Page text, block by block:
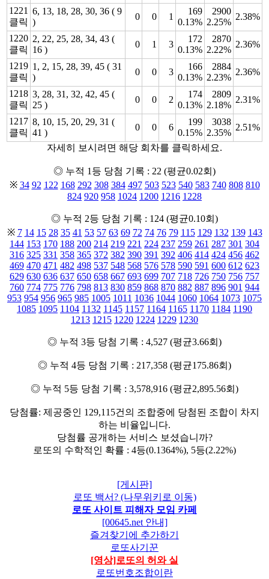
1221
클릭
6, 13, 18, 28, 30, 36 ( 9
)
0 0 1
169
0.13%
2900
2.25%
2.38%
1220
클릭
2, 22, 25, 28, 34, 43 (
16 )
0 1 3
172
0.13%
2870
2.22%
2.36%
1219
클릭
1, 2, 15, 28, 39, 45 ( 31
)
0 0 3
166
0.13%
2884
2.23%
2.36%
1218
클릭
3, 28, 31, 32, 42, 45 (
25 )
0 0 2
174
0.13%
2809
2.18%
2.31%
1217
클릭
8, 10, 15, 20, 29, 31 (
41 )
0 0 6
199
0.15%
3038
2.35%
2.51%
자세히 보시려면 해당 회차를 클릭하세요.
◎ 누적 1등 당첨 기록 : 22 (평균0.02회)
※ 34 92 122 168 292 308 384 497 503 523 540 583 740 808 810
824 920 958 1024 1200 1216 1228
◎ 누적 2등 당첨 기록 : 124 (평균0.10회)
※ 7 14 15 28 35 41 53 57 63 69 72 74 76 79 115 129 132 139 143
144 153 170 188 200 214 219 221 224 237 259 261 287 301 304
316 325 331 358 365 372 382 390 391 392 406 414 424 456 462
469 470 471 482 498 537 548 568 576 578 590 591 600 612 623
629 630 636 637 650 658 667 693 699 707 718 726 750 756 757
760 774 775 776 798 813 830 859 868 870 882 887 896 901 944
953 954 956 965 985 1005 1011 1036 1044 1060 1064 1073 1075
1085 1095 1104 1132 1145 1157 1164 1165 1170 1184 1190
1213 1215 1220 1224 1229 1230
◎ 누적 3등 당첨 기록 : 4,527 (평균3.66회)
◎ 누적 4등 당첨 기록 : 217,358 (평균175.86회)
◎ 누적 5등 당첨 기록 : 3,578,916 (평균2,895.56회)
당첨률: 제공중인 129,115건의 조합중에 당첨된 조합이 차지
하는 비율입니다.
당첨률 공개하는 서비스 보셨습니까?
로또의 수학적인 확률 : 4등(0.1364%), 5등(2.22%)
[게시판]
로또 백서? (나무위키로 이동)
로또 사이트 피해자 모임 카페
[00645.net 안내]
즐겨찾기에 추가하기
로또사기꾼
[영상]로또의 허와 실
로또번호조합이란